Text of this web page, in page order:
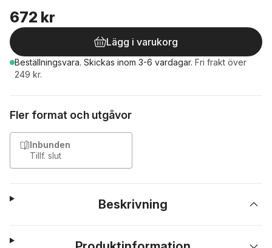
672 kr
Lägg i varukorg
Beställningsvara. Skickas inom 3-6 vardagar. Fri frakt över
249 kr.
Fler format och utgåvor
Inbunden
Tillf. slut
Beskrivning